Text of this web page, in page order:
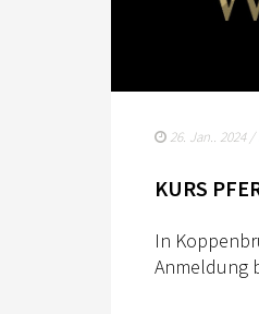
26. Jan.. 2024/
KURS
In
Anmeldung